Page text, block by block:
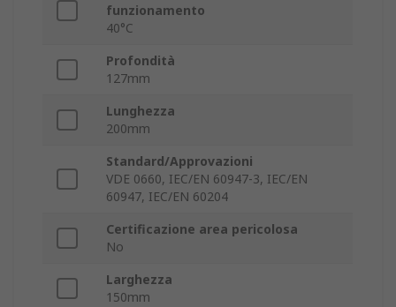
funzionamento
40°C
Profondità
127mm
Lunghezza
200mm
Standard/Approvazioni
VDE 0660, IEC/EN 60947-3, IEC/EN
60947, IEC/EN 60204
Certificazione area pericolosa
No
Larghezza
150mm